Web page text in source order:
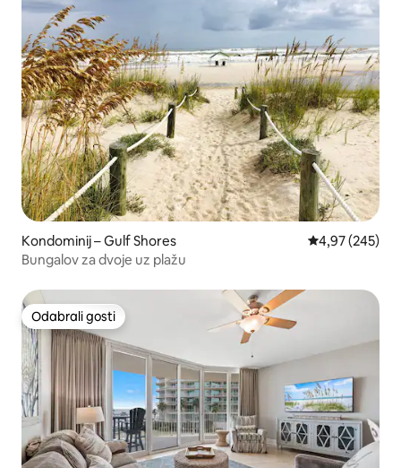
Kondominij – Gulf Shores Prosječna
4,97 (245)
Bungalov za dvoje uz plažu
Odabrali gosti
Odabrali gosti